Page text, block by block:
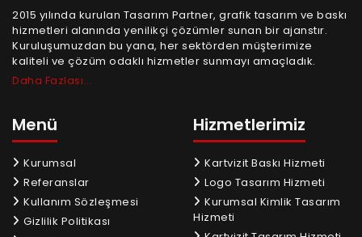
2015 yılında kurulan Tasarım Partner, grafik tasarım ve baskı
hizmetleri alanında yenilikçi çözümler sunan bir ajanstır.
Kuruluşumuzdan bu yana, her sektörden müşterimize
kaliteli ve çözüm odaklı hizmetler sunmayı amaçladık.
Daha Fazlası...
Menü
Kurumsal
Referanslar
Kullanım Sözleşmesi
Gizlilik Politikası
Hizmetlerimiz
Kartvizit Baskı Hizmeti
Logo Tasarım Hizmeti
Kurumsal Kimlik Tasarım
Hizmeti